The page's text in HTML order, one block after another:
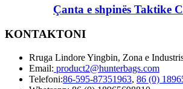
Çanta e shpinës Taktike
KONTAKTONI
Rruga Lindore Yingbin, Zona e
Email: product2@hunterbags.com
Telefoni:86-595-87351963, 86 (0)